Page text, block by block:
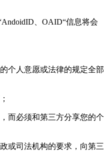
、OAID“信息将会
个人意愿或法律的规定全部
而必须和第三方分享您的个
或司法机构的要求，向第三